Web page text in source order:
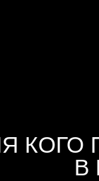
КОГО
В